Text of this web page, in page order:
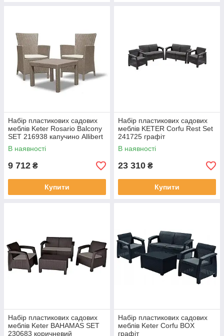
Набір пластикових садових
меблів Keter Rosario Balcony
SET 216938 капучино Allibert
В наявності
9 712 ₴
Купити
Набір пластикових садових
меблів KETER Corfu Rest Set
241725 графіт
В наявності
23 310 ₴
Купити
Набір пластикових садових
меблів Keter BAHAMAS SET
230683 коричневий
Набір пластикових садових
меблів Keter Corfu BOX
графіт